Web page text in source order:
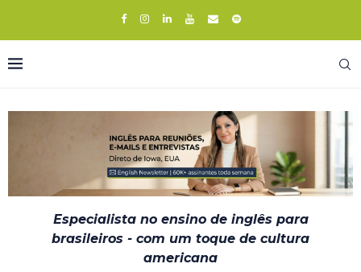
Especialista no ensino de inglês para
brasileiros - com um toque de cultura
americana